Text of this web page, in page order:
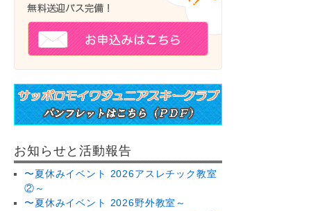
お知らせと活動報告
〜夏休みイベント 2026アスレチック教室
②～
〜夏休みイベント 2026野外教室～